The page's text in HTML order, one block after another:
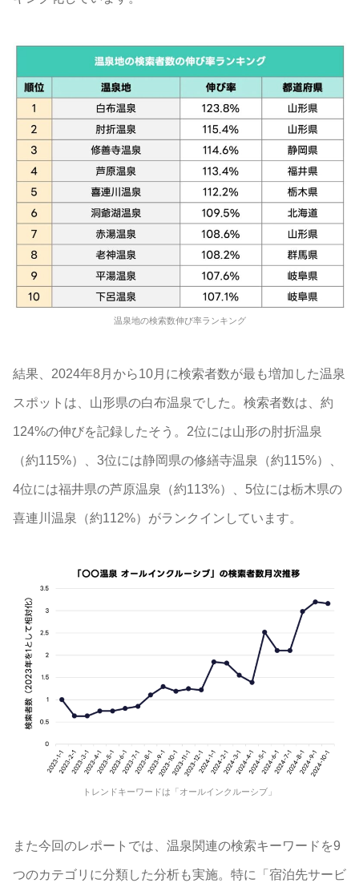
温泉地の検索数伸び率ランキング
結果、2024年8月から10月に検索者数が最も増加した温泉
スポットは、山形県の白布温泉でした。検索者数は、約
124%の伸びを記録したそう。2位には山形の肘折温泉
（約115%）、3位には静岡県の修繕寺温泉（約115%）、
4位には福井県の芦原温泉（約113%）、5位には栃木県の
喜連川温泉（約112%）がランクインしています。
トレンドキーワードは「オールインクルーシブ」
また今回のレポートでは、温泉関連の検索キーワードを9
つのカテゴリに分類した分析も実施。特に「宿泊先サービ